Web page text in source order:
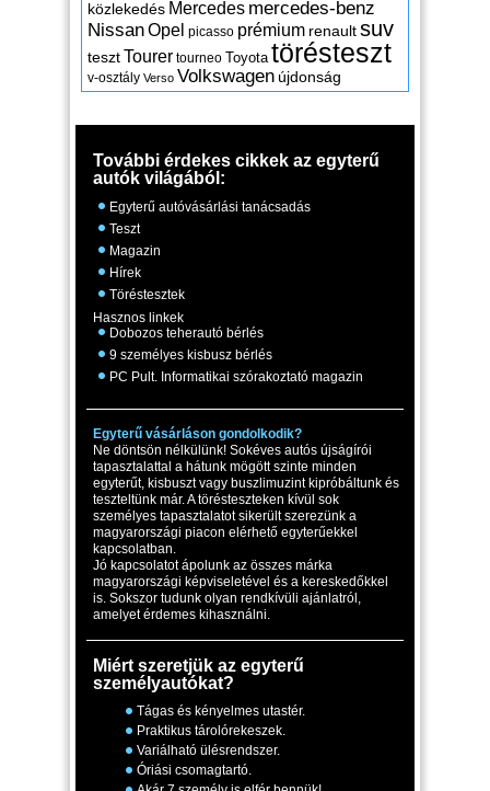
közlekedés Mercedes mercedes-benz
NissanOpel picasso prémium renaultsuv
tesztTourer tourneo Toyota törésteszt
v-osztály Verso Volkswagen újdonság
További érdekes cikkek az egyterű
autók világából:
Egyterű autóvásárlási tanácsadás
Teszt
Magazin
Hírek
Töréstesztek
Hasznos linkek
Dobozos teherautó bérlés
9 személyes kisbusz bérlés
PC Pult. Informatikai szórakoztató magazin
Egyterű vásárláson gondolkodik?
Ne döntsön nélkülünk! Sokéves autós újságírói
tapasztalattal a hátunk mögött szinte minden
egyterűt, kisbuszt vagy buszlimuzint kipróbáltunk és
teszteltünk már. A törésteszteken kívül sok
személyes tapasztalatot sikerült szerezünk a
magyarországi piacon elérhető egyterűekkel
kapcsolatban.
Jó kapcsolatot ápolunk az összes márka
magyarországi képviseletével és a kereskedőkkel
is. Sokszor tudunk olyan rendkívüli ajánlatról,
amelyet érdemes kihasználni.
Miért szeretjük az egyterű
személyautókat?
Tágas és kényelmes utastér.
Praktikus tárolórekeszek.
Variálható ülésrendszer.
Óriási csomagtartó.